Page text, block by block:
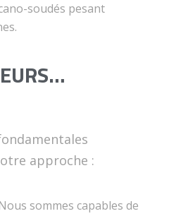
soudés pesant
approche :
sommes capables de